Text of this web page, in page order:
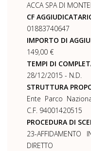
ACCA SPA DI
CF
01883740647
IMPORTO DI
149,00 €
TEMPI DI
28/12/2015 - N.D.
STRUTTURA
Ente Parco
C.F. 94001420515
PROCEDURA DI
23-AFFIDAMENTO
DIRETTO